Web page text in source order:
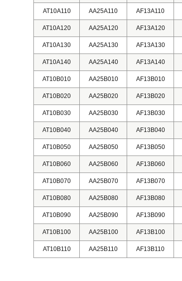
AT10A110 AA25A110 AF13A110
AT10A120 AA25A120 AF13A120
AT10A130 AA25A130 AF13A130
AT10A140 AA25A140 AF13A140
AT10B010 AA25B010 AF13B010
AT10B020 AA25B020 AF13B020
AT10B030 AA25B030 AF13B030
AT10B040 AA25B040 AF13B040
AT10B050 AA25B050 AF13B050
AT10B060 AA25B060 AF13B060
AT10B070 AA25B070 AF13B070
AT10B080 AA25B080 AF13B080
AT10B090 AA25B090 AF13B090
AT10B100 AA25B100 AF13B100
AT10B110 AA25B110 AF13B110